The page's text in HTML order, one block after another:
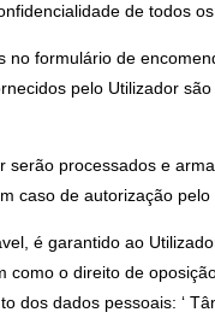
de todos
no formulário de
pelo Utilizador
serão processados e
caso de autorização
é garantido ao
como o direito de
dos dados pessoais: ‘